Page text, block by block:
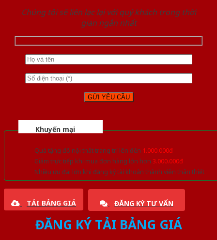
Chúng tôi sẽ liên lạc lại với quý khách trong thời
gian ngắn nhất
Khuyến mại
Quà tặng đồ nội thất trang trí lên đến 1.000.000đ
Giảm trực tiếp khi mua đơn hàng lớn hơn 3.000.000đ
Nhiều ưu đãi lớn khi đăng ký tài khoản thành viên thân thiết
TẢI BẢNG GIÁ ĐĂNG KÝ TƯ VẤN
ĐĂNG KÝ TẢI BẢNG GIÁ